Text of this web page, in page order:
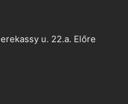
u. 22.a. Előre